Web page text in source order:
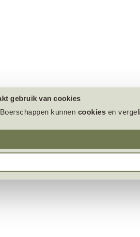
gebruik van cookies
kunnen cookies en